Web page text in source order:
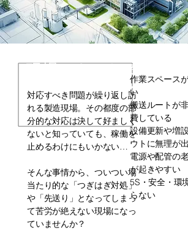
現場にあふれる
見過ごされがちな課
対応すべき問題が繰り返し訪
れる製造現場。その都度の部
分的な対応は決して好ましく
ないと知っていても、稼働を
止めるわけにもいかない…
そんな事情から、ついつい場
当たり的な「つぎはぎ対処」
や「先送り」となってしまっ
て苦労が絶えない現場になっ
ていませんか？
作業スペース
い
搬送ルートが
費している
設備更新や増
ウトに無理が
電源や配管の
が起きやすい
5S・安全・環
らない